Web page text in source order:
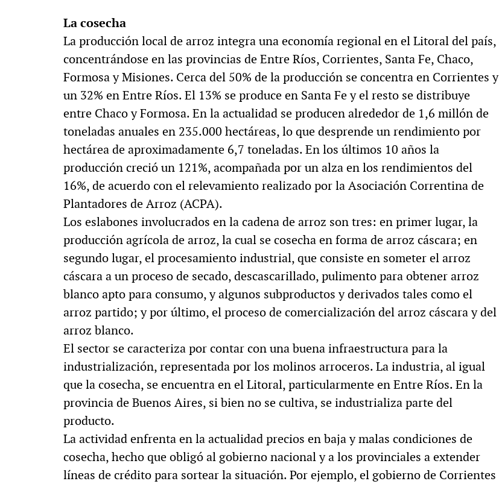
La cosecha
La producción local de arroz integra una economía regional en el Litoral del país,
concentrándose en las provincias de Entre Ríos, Corrientes, Santa Fe, Chaco,
Formosa y Misiones. Cerca del 50% de la producción se concentra en Corrientes y
un 32% en Entre Ríos. El 13% se produce en Santa Fe y el resto se distribuye
entre Chaco y Formosa. En la actualidad se producen alrededor de 1,6 millón de
toneladas anuales en 235.000 hectáreas, lo que desprende un rendimiento por
hectárea de aproximadamente 6,7 toneladas. En los últimos 10 años la
producción creció un 121%, acompañada por un alza en los rendimientos del
16%, de acuerdo con el relevamiento realizado por la Asociación Correntina de
Plantadores de Arroz (ACPA).
Los eslabones involucrados en la cadena de arroz son tres: en primer lugar, la
producción agrícola de arroz, la cual se cosecha en forma de arroz cáscara; en
segundo lugar, el procesamiento industrial, que consiste en someter el arroz
cáscara a un proceso de secado, descascarillado, pulimento para obtener arroz
blanco apto para consumo, y algunos subproductos y derivados tales como el
arroz partido; y por último, el proceso de comercialización del arroz cáscara y del
arroz blanco.
El sector se caracteriza por contar con una buena infraestructura para la
industrialización, representada por los molinos arroceros. La industria, al igual
que la cosecha, se encuentra en el Litoral, particularmente en Entre Ríos. En la
provincia de Buenos Aires, si bien no se cultiva, se industrializa parte del
producto.
La actividad enfrenta en la actualidad precios en baja y malas condiciones de
cosecha, hecho que obligó al gobierno nacional y a los provinciales a extender
líneas de crédito para sortear la situación. Por ejemplo, el gobierno de Corrientes